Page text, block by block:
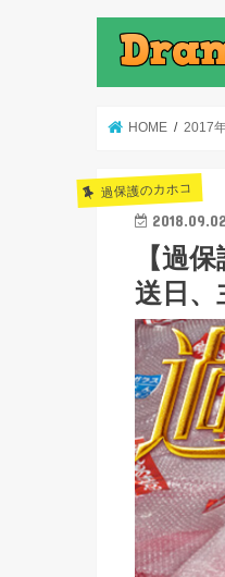
HOME 2017
過保護のカホコ
2018.09.02
【過
送日、